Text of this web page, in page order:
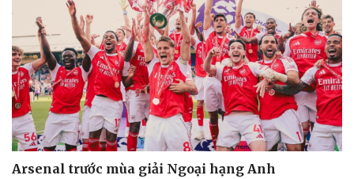
Du lịch
Tư vấn
Săn Tour
check-in
Podcast
Câu chuyện thời sự
Đọc truyện đêm khuya
Cửa sổ tình yêu
Kể chuyện cho bé
Hạt giống tâm hồn
Arsenal trước mùa giải Ngoại hạng Anh